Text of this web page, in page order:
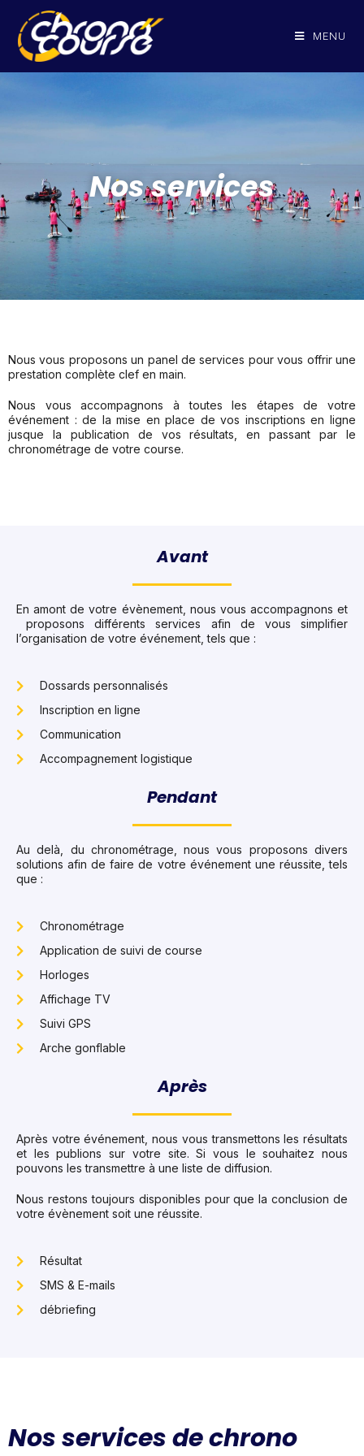
MENU
Nos services
Nous vous proposons un panel de services pour vous offrir une
prestation complète clef en main.
Nous vous accompagnons à toutes les étapes de votre
événement : de la mise en place de vos inscriptions en ligne
jusque la publication de vos résultats, en passant par le
chronométrage de votre course.
Avant
En amont de votre évènement, nous vous accompagnons et
proposons différents services afin de vous simplifier
l’organisation de votre événement, tels que :
Dossards personnalisés
Inscription en ligne
Communication
Accompagnement logistique
Pendant
Au delà, du chronométrage, nous vous proposons divers
solutions afin de faire de votre événement une réussite, tels
que :
Chronométrage
Application de suivi de course
Horloges
Affichage TV
Suivi GPS
Arche gonflable
Après
Après votre événement, nous vous transmettons les résultats
et les publions sur votre site. Si vous le souhaitez nous
pouvons les transmettre à une liste de diffusion.
Nous restons toujours disponibles pour que la conclusion de
votre évènement soit une réussite.
Résultat
SMS & E-mails
débriefing
Nos services de chrono